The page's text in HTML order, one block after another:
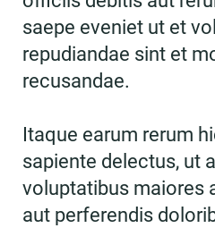
saepe eveniet ut et
repudiandae sint et
recusandae.
Itaque earum rerum
sapiente delectus, ut
voluptatibus maiores
aut perferendis